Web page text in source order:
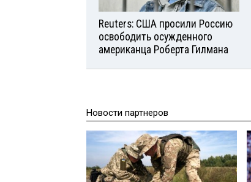
Reuters: США просили Россию
освободить осужденного
американца Роберта Гилмана
Новости партнеров